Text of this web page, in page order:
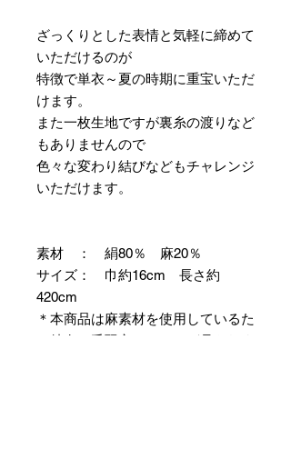
ざっくりとした表情と気軽に締めて
いただけるのが
特徴で単衣～夏の時期に重宝いただ
けます。
また一枚生地ですが裏糸の渡りなど
もありませんので
色々な変わり結びなどもチャレンジ
いただけます。
素材 ： 絹80％ 麻20％
サイズ： 巾約16cm 長さ約
420cm
＊本商品は麻素材を使用しているた
め特有の毛羽立ちやふしが見られま